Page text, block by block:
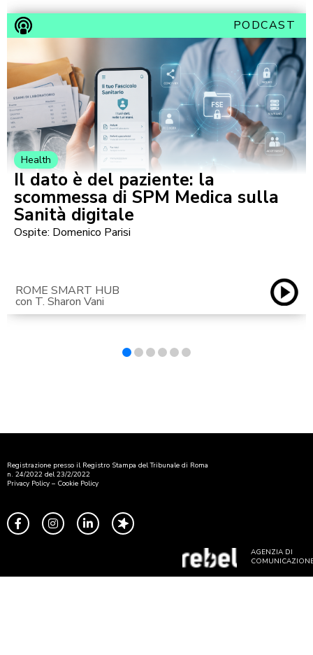
PODCAST
Health
Il dato è del paziente: la
scommessa di SPM Medica sulla
Sanità digitale
Ospite: Domenico Parisi
ROME SMART HUB
con T. Sharon Vani
Registrazione presso il Registro Stampa del Tribunale di Roma
n. 24/2022 del 23/2/2022
Privacy Policy – Cookie Policy
AGENZIA DI